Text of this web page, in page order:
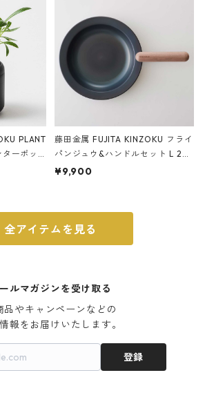
PLANT
ーポッ
藤田金属 FUJITA KINZOKU フライ
パンジュウ&ハンドルセット L 24c
m ガス火・IH対応 鉄フライパン
¥9,900
全アイテムを見る
ルマガジンを受け取る
品やキャンペーンなどの
報をお届けいたします。
登録